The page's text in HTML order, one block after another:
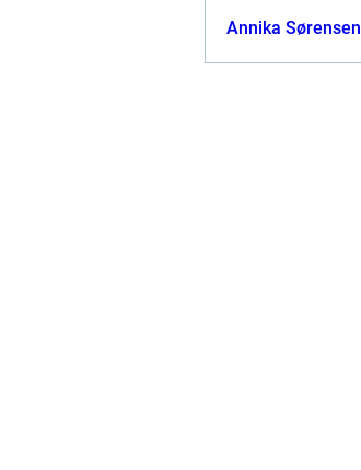
Annika Sørensen